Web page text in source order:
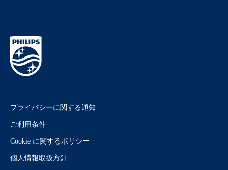
プライバシーに関する通知
ご利用条件
Cookie に関するポリシー
個人情報取扱方針